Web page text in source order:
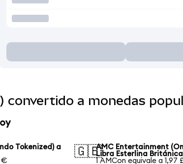
convertido a monedas
Tokenized) a
€
🇬🇧AMC Entertainment
Libra Esterlina Británica
1 AMCon equivale a 1,97 £